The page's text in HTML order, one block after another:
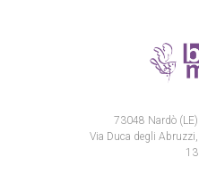
73048 Nardò (LE)
Via Duca degli Abruzzi,
13